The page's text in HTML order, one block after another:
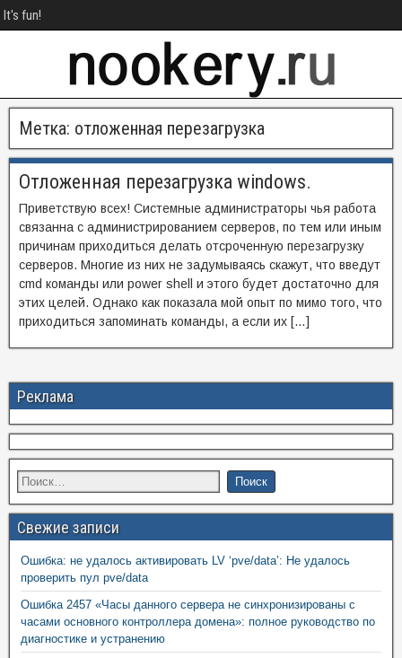
It's fun!
Метка: отложенная перезагрузка
Отложенная перезагрузка windows.
Приветствую всех! Системные администраторы чья работа
связанна с администрированием серверов, по тем или иным
причинам приходиться делать отсроченную перезагрузку
серверов. Многие из них не задумываясь скажут, что введут
cmd команды или power shell и этого будет достаточно для
этих целей. Однако как показала мой опыт по мимо того, что
приходиться запоминать команды, а если их […]
Реклама
Свежие записи
Ошибка: не удалось активировать LV ‘pve/data’: Не удалось
проверить пул pve/data
Ошибка 2457 «Часы данного сервера не синхронизированы с
часами основного контроллера домена»: полное руководство по
диагностике и устранению